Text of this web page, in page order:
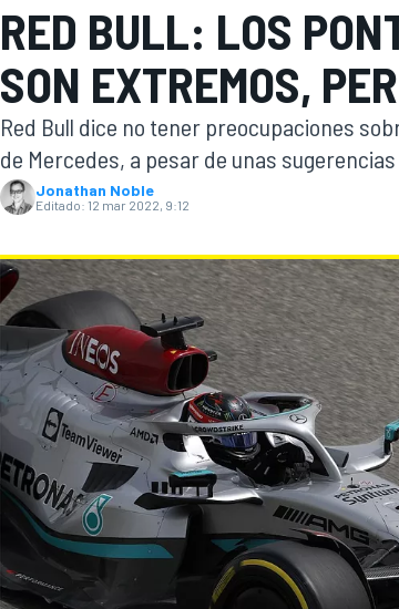
WEC FÓRMULA E
RED BULL: LOS
SON EXTREMOS,
Red Bull dice no tener preocupaciones
de Mercedes, a pesar de unas
Jonathan Noble
Editado: 12 mar 2022, 9:12